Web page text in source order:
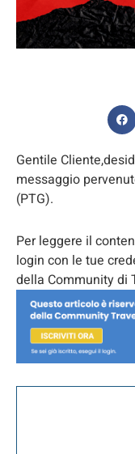
Gentile
messaggio
(PTG).
Per leggere il
login con le tue
della Community di